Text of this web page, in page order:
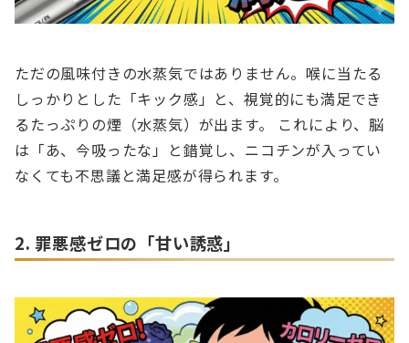
ただの風味付きの水蒸気ではありません。喉に当たる
しっかりとした「キック感」と、視覚的にも満足でき
るたっぷりの煙（水蒸気）が出ます。 これにより、脳
は「あ、今吸ったな」と錯覚し、ニコチンが入ってい
なくても不思議と満足感が得られます。
2. 罪悪感ゼロの「甘い誘惑」